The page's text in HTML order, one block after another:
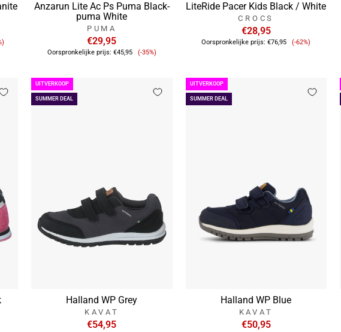
Anzarun Lite Ac Ps Puma Black-
puma White
PUMA
€29,95
Oorspronkelijke prijs: €45,95 Verkoopprijs
(-35%)
LiteRide Pacer Kids Black / White
CROCS
€28,95
Oorspronkelijke prijs:€76,95 Verkoopprijs
(-62%)
SUMMER DEAL
UITVERKOOP
Halland WP Grey
KAVAT
€54,95
SUMMER DEAL
UITVERKOOP
Halland WP Blue
KAVAT
€50,95